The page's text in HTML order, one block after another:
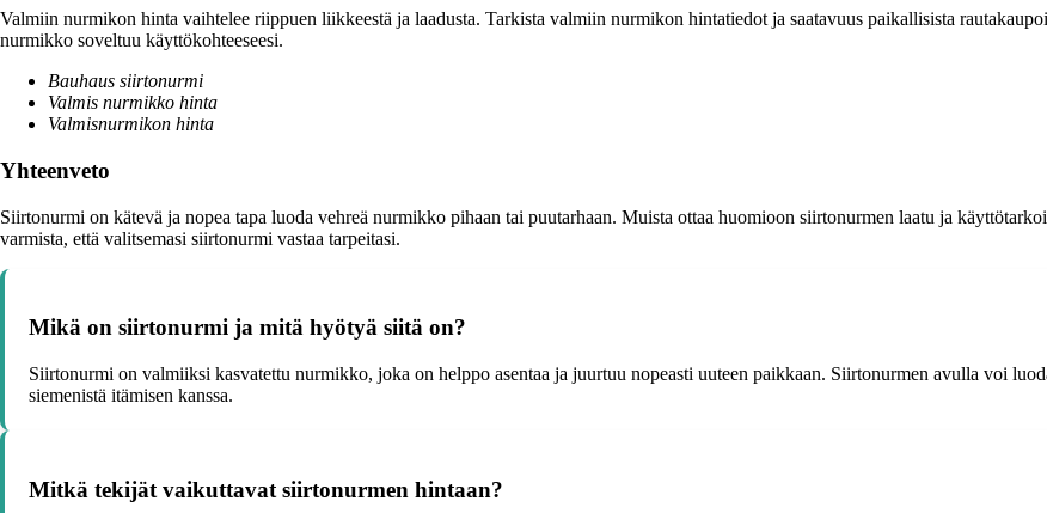
Valmiin nurmikon hinta vaihtelee riippuen liikkeestä ja laadusta. Tarkista valmiin nurmikon hintatiedot ja saatavuus paikallisista
nurmikko soveltuu käyttökohteeseesi.
Bauhaus siirtonurmi
Valmis nurmikko hinta
Valmisnurmikon hinta
Yhteenveto
Siirtonurmi on kätevä ja nopea tapa luoda vehreä nurmikko pihaan tai puutarhaan. Muista ottaa huomioon siirtonurmen laatu ja
varmista, että valitsemasi siirtonurmi vastaa tarpeitasi.
Mikä on siirtonurmi ja mitä hyötyä siitä on?
Siirtonurmi on valmiiksi kasvatettu nurmikko, joka on helppo asentaa ja juurtuu nopeasti uuteen paikkaan. Siirtonurmen avulla voi
siemenistä itämisen kanssa.
Mitkä tekijät vaikuttavat siirtonurmen hintaan?